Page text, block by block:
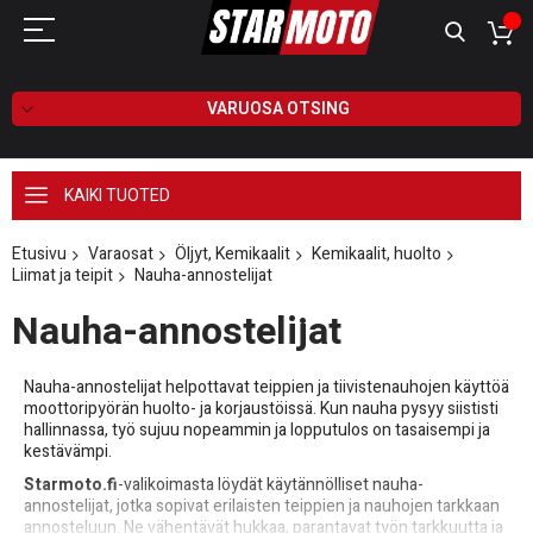
VARUOSA OTSING
KAIKI TUOTED
Etusivu Varaosat Öljyt, Kemikaalit
Kemikaalit, huolto
Liimat ja teipit
Nauha-annostelijat
Nauha-annostelijat
Nauha-annostelijat helpottavat teippien ja tiivistenauhojen käyttöä
moottoripyörän huolto- ja korjaustöissä. Kun nauha pysyy siististi
hallinnassa, työ sujuu nopeammin ja lopputulos on tasaisempi ja
kestävämpi.
Starmoto.fi-valikoimasta löydät käytännölliset nauha-
annostelijat, jotka sopivat erilaisten teippien ja nauhojen tarkkaan
annosteluun. Ne vähentävät hukkaa, parantavat työn tarkkuutta ja